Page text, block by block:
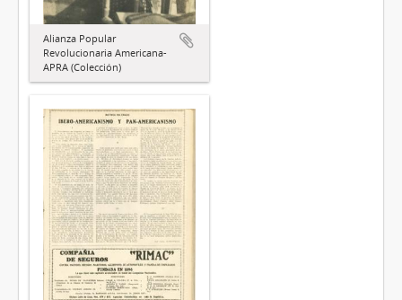
Alianza Popular
Revolucionaria Americana-
APRA (Colección)